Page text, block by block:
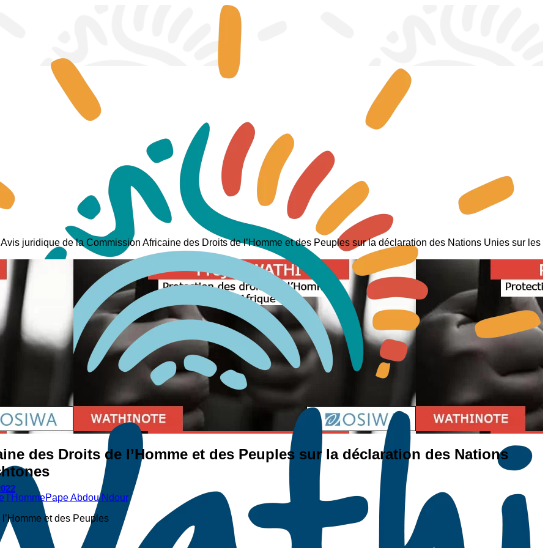
Avis juridique de la Commission Africaine des Droits de l’Homme et des Peuples sur la déclaration des Nations Unies sur les
des Droits de l’Homme et des Peuples sur la déclaration des Nations
l'HommePape Abdou Ndour
et des Peuples